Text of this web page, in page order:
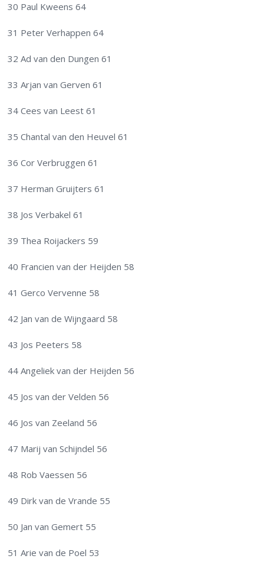
30 Paul Kweens 64
31 Peter Verhappen 64
32 Ad van den Dungen 61
33 Arjan van Gerven 61
34 Cees van Leest 61
35 Chantal van den Heuvel 61
36 Cor Verbruggen 61
37 Herman Gruijters 61
38 Jos Verbakel 61
39 Thea Roijackers 59
40 Francien van der Heijden 58
41 Gerco Vervenne 58
42 Jan van de Wijngaard 58
43 Jos Peeters 58
44 Angeliek van der Heijden 56
45 Jos van der Velden 56
46 Jos van Zeeland 56
47 Marij van Schijndel 56
48 Rob Vaessen 56
49 Dirk van de Vrande 55
50 Jan van Gemert 55
51 Arie van de Poel 53